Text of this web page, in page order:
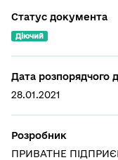
Статус документа
Діючий
Дата розпорядчого
28.01.2021
Розробник
ПРИВАТНЕ